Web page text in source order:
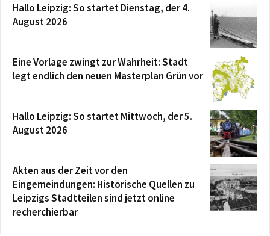
Hallo Leipzig: So startet Dienstag, der 4.
August 2026
Eine Vorlage zwingt zur Wahrheit: Stadt
legt endlich den neuen Masterplan Grün vor
Hallo Leipzig: So startet Mittwoch, der 5.
August 2026
Akten aus der Zeit vor den
Eingemeindungen: Historische Quellen zu
Leipzigs Stadtteilen sind jetzt online
recherchierbar